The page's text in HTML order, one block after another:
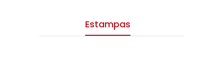
Estampas